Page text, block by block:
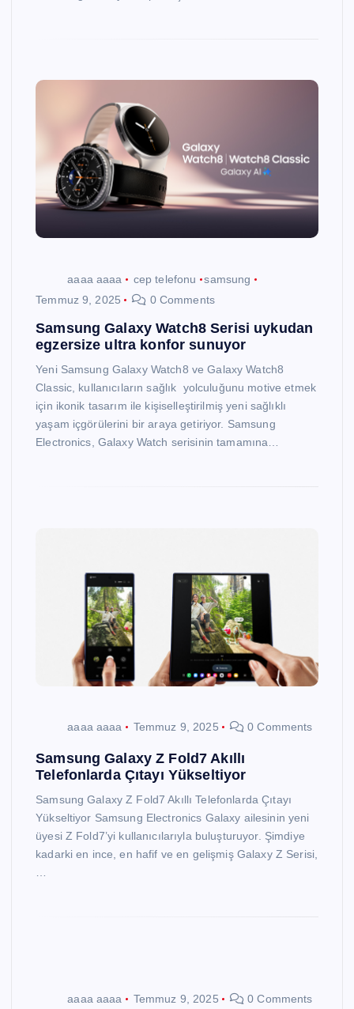
aaaa aaaa cep telefonu
samsung
Temmuz 9, 2025
0 Comments
Samsung Galaxy Watch8 Serisi uykudan
egzersize ultra konfor sunuyor
Yeni Samsung Galaxy Watch8 ve Galaxy Watch8
Classic, kullanıcıların sağlık yolculuğunu motive etmek
için ikonik tasarım ile kişiselleştirilmiş yeni sağlıklı
yaşam içgörülerini bir araya getiriyor. Samsung
Electronics, Galaxy Watch serisinin tamamına…
aaaa aaaa Temmuz 9, 2025 0 Comments
Samsung Galaxy Z Fold7 Akıllı
Telefonlarda Çıtayı Yükseltiyor
Samsung Galaxy Z Fold7 Akıllı Telefonlarda Çıtayı
Yükseltiyor Samsung Electronics Galaxy ailesinin yeni
üyesi Z Fold7’yi kullanıcılarıyla buluşturuyor. Şimdiye
kadarki en ince, en hafif ve en gelişmiş Galaxy Z Serisi,
aaaa aaaa Temmuz 9, 2025 0 Comments